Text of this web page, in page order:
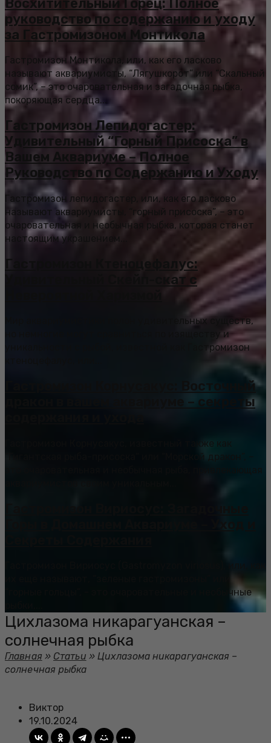
руководство по содержанию и уходу
за Гастромизоном Монтикола
Гастромизон Монтикола, или, как его ласково
называют аквариумисты, “Лягушкорот” или “Скальный
сомик”, – это очаровательная и загадочная рыбка,
покоряющая сердца...
Гастромизон Лепидогастер:
Удивительный “Горный Присоска” в
Вашем Аквариуме – Полное
Руководство по Содержанию и Уходу
Гастромизон лепидогастер, или, как его ласково
называют аквариумисты, “горный присоска”, – это
очаровательная и необычная рыбка, которая станет
настоящим украшением...
Гастромизон Ктеноцефалус:
Удивительный Скейп-скат с
Мир аквариумистики полон удивительных существ,
но немногие могут сравниться по изяществу и
уникальности с рыбой, известной как Гастромизон
Гастромизон Корнусакус: Восточный
дракон в вашем аквариуме – секреты
Гастромизон Корнусакус, известный также как
“горные гольцы”, - это очаровательные и необычные
Цихлазома никарагуанская –
солнечная рыбка
Главная » Статьи » Цихлазома никарагуанская –
солнечная рыбка
Виктор
19.10.2024